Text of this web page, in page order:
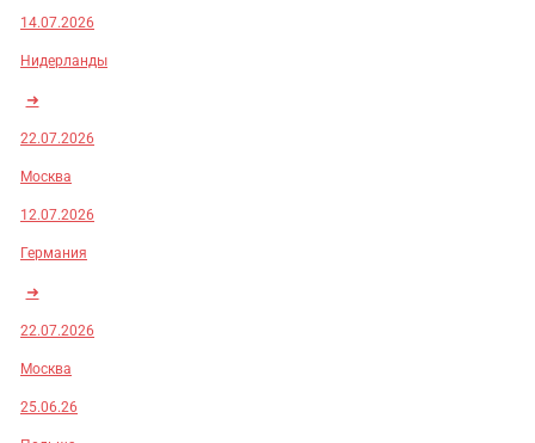
14.07.2026
Нидерланды
➜
22.07.2026
Москва
12.07.2026
Германия
➜
22.07.2026
Москва
25.06.26